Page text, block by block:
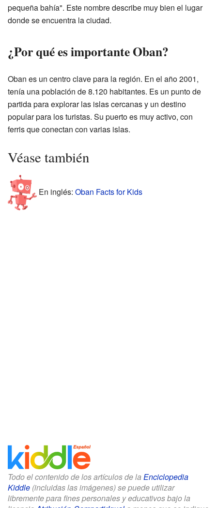
pequeña bahía". Este nombre describe muy bien el lugar
donde se encuentra la ciudad.
¿Por qué es importante Oban?
Oban es un centro clave para la región. En el año 2001,
tenía una población de 8.120 habitantes. Es un punto de
partida para explorar las islas cercanas y un destino
popular para los turistas. Su puerto es muy activo, con
ferris que conectan con varias islas.
Véase también
En inglés: Oban Facts for Kids
Todo el contenido de los artículos de la Enciclopedia
Kiddle (incluidas las imágenes) se puede utilizar
libremente para fines personales y educativos bajo la